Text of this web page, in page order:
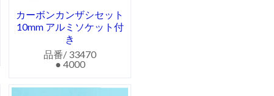
カーボンカンザシセット
10mm アルミソケット付
き
品番/ 33470
● 4000